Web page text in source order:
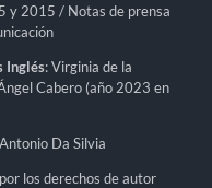
y 2015 / Notas de prensa
Inglés: Virginia de la
Cabero (año 2023 en
Da Silvia
los derechos de autor